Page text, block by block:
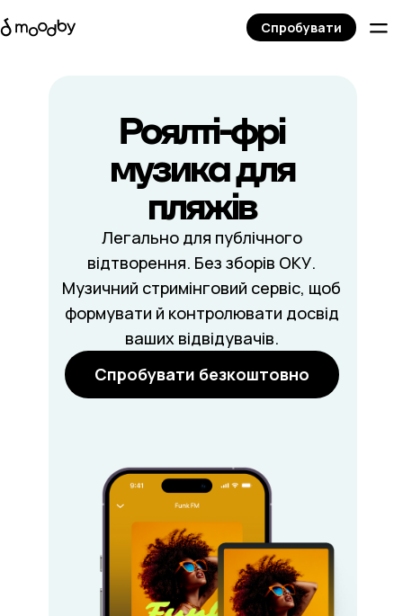
Роялті-фрі
музикадля
пляжів
Легально для публічного
відтворення. Без зборів ОКУ.
Музичний стримінговий сервіс, щоб
формувати й контролювати досвід
ваших відвідувачів.
Спробувати безкоштовно
Спробувати